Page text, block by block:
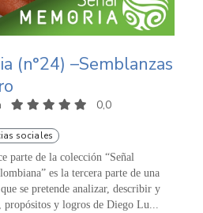
(n°24) –Semblanzas
0,0
sociales
parte de la colección “Señal
es la tercera parte de una
se pretende analizar, describir y
y logros de Diego Lu...